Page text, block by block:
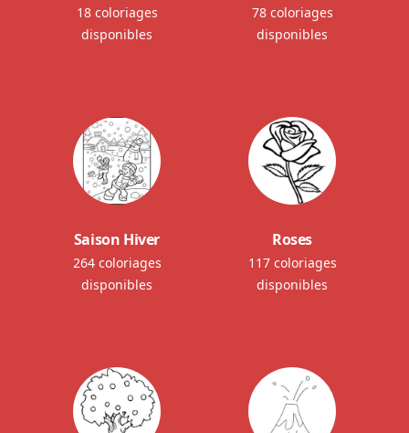
18 coloriages
disponibles
78 coloriages
disponibles
Saison Hiver
264 coloriages
disponibles
Roses
117 coloriages
disponibles